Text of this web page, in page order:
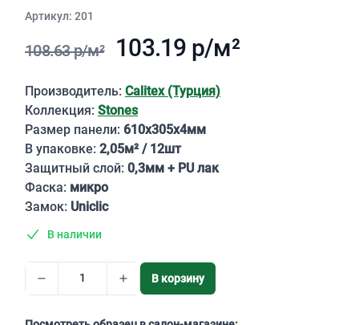
Aртикул: 201
108.63 р/м² 103.19 р/м²
Описание
Производитель: Calitex (Турция)
Коллекция: Stones
Размер панели: 610х305х4мм
В упаковке: 2,05м² / 12шт
Защитный слой: 0,3мм + PU лак
Фаска: микро
Замок: Uniclic
В наличии
В корзину